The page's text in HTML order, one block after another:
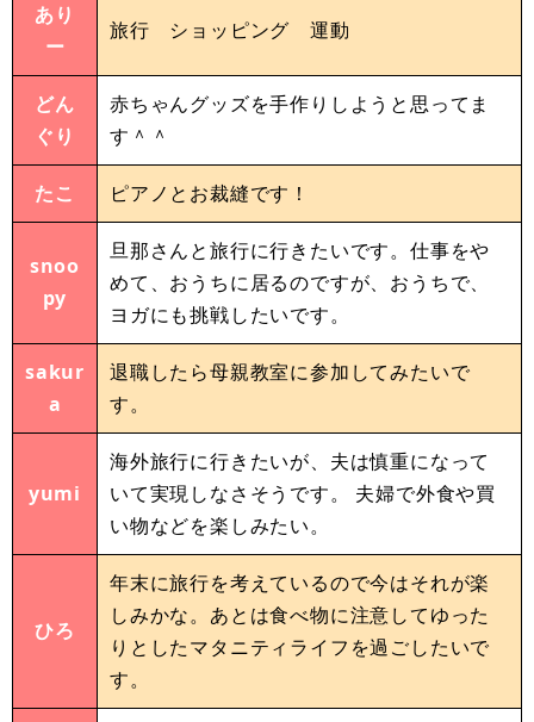
あり
ー
旅行 ショッピング 運動
どん
ぐり
赤ちゃんグッズを手作りしようと思ってま
す＾＾
たこ ピアノとお裁縫です！
snoo
py
旦那さんと旅行に行きたいです。仕事をや
めて、おうちに居るのですが、おうちで、
ヨガにも挑戦したいです。
sakur
a
退職したら母親教室に参加してみたいで
す。
yumi
海外旅行に行きたいが、夫は慎重になって
いて実現しなさそうです。 夫婦で外食や買
い物などを楽しみたい。
ひろ
年末に旅行を考えているので今はそれが楽
しみかな。あとは食べ物に注意してゆった
りとしたマタニティライフを過ごしたいで
す。